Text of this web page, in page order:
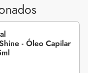
- Óleo Capilar